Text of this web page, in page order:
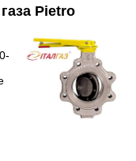
Pietro